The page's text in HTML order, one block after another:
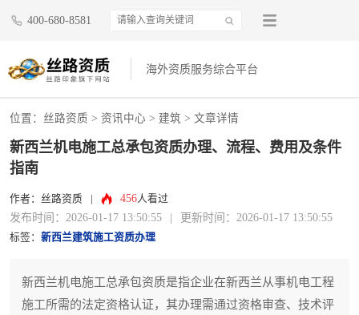
400-680-8581
海外资质服务综合平台
位置： 丝路资质 > 资讯中心 > 建筑 > 文章详情
新西兰机电施工总承包资质办理、流程、费用及条件
指南
作者：丝路资质 456人看过
发布时间：2026-01-17 13:50:55 更新时间：2026-01-17 13:50:55
标签： 新西兰建筑施工资质办理
新西兰机电施工总承包资质是指企业在新西兰从事机电工程
施工所需的法定资格认证，其办理需通过资格审查、技术评